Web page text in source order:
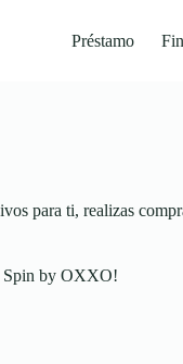
Préstamo
para ti, realizas
Spin by OXXO!